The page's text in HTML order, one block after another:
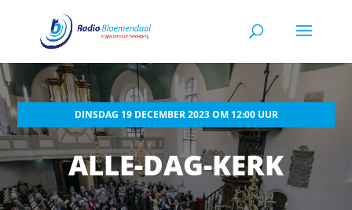
DINSDAG 19 DECEMBER 2023 OM 12:00 UUR
ALLE-DAG-KERK